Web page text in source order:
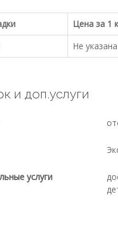
Цена за 1
Не указана
и доп.услуги
услуги